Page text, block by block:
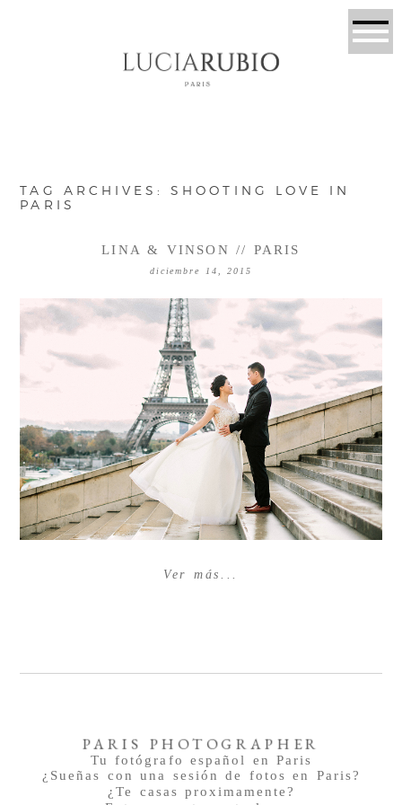
TAG ARCHIVES:SHOOTING LOVE IN
PARIS
LINA & VINSON // PARIS
diciembre 14, 2015
Ver más...
Tu fotógrafo español en Paris
¿Sueñas con una sesión de fotos en Paris?
¿Te casas proximamente?
PARIS PHOTOGRAPHER